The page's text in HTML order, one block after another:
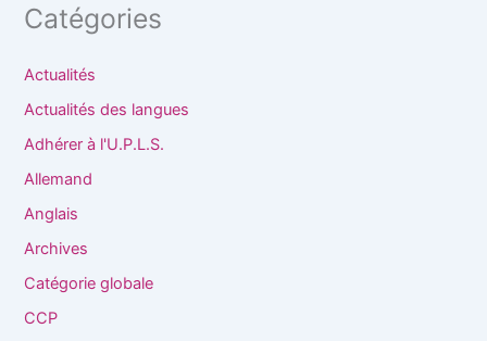
Catégories
Actualités
Actualités des langues
Adhérer à l'U.P.L.S.
Allemand
Anglais
Archives
Catégorie globale
CCP